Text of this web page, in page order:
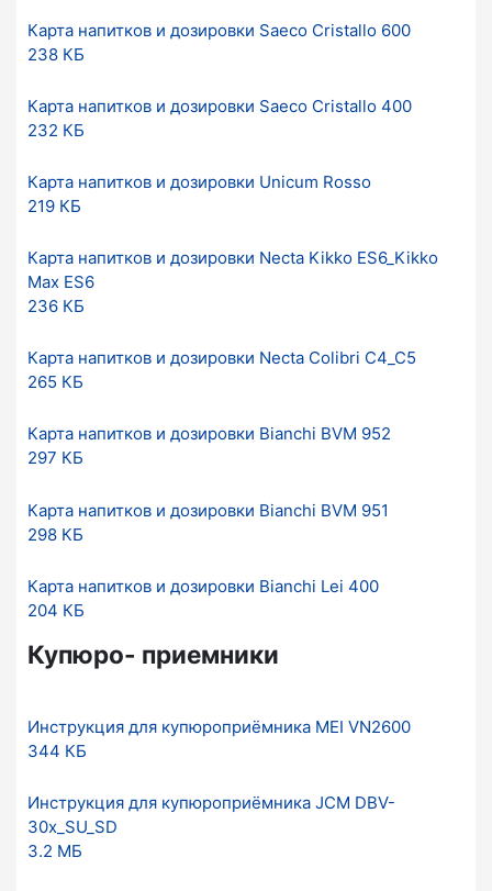
Карта напитков и дозировки Saeco Cristallo 600
238 КБ
Карта напитков и дозировки Saeco Cristallo 400
232 КБ
Карта напитков и дозировки Unicum Rosso
219 КБ
Карта напитков и дозировки Necta Kikko ES6_Kikko
Max ES6
236 КБ
Карта напитков и дозировки Necta Colibri C4_C5
265 КБ
Карта напитков и дозировки Bianchi BVM 952
297 КБ
Карта напитков и дозировки Bianchi BVM 951
298 КБ
Карта напитков и дозировки Bianchi Lei 400
204 КБ
Купюро- приемники
Инструкция для купюроприёмника MEI VN2600
344 КБ
Инструкция для купюроприёмника JCM DBV-
30x_SU_SD
3.2 МБ